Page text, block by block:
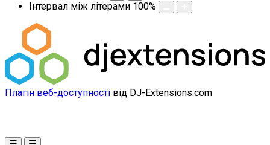
Інтервал між літерами 100%
Плагін веб-доступності від DJ-Extensions.com